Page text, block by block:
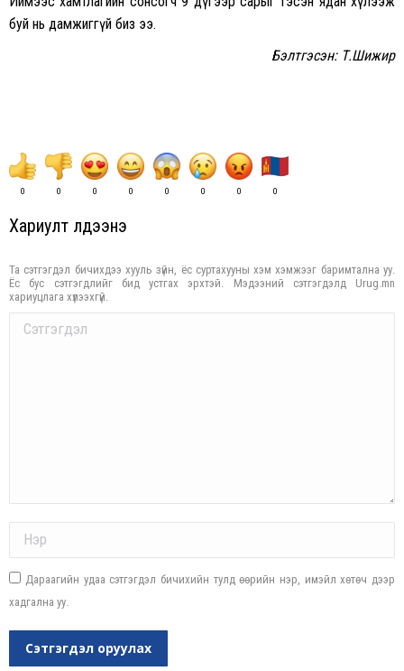
буй нь дамжиггүй биз ээ.
Бэлтгэсэн: Т.Шижир
0 0 0 0 0 0 0 0
Хариулт үлдээнэ үү
Та сэтгэгдэл бичихдээ хууль зүйн, ёс суртахууны хэм хэмжээг баримтална уу.
Ёс бус сэтгэгдлийг бид устгах эрхтэй. Мэдээний сэтгэгдэлд Urug.mn
хариуцлага хүлээхгүй.
Comment
Дараагийн удаа сэтгэгдэл бичихийн тулд өөрийн нэр, имэйл хөтөч дээр
хадгална уу.
Сэтгэгдэл оруулах